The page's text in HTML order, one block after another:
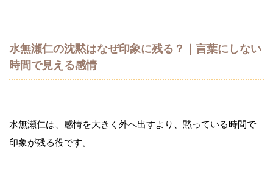
水無瀬仁の沈黙はなぜ印象に残る？｜言葉にしない
時間で見える感情
水無瀬仁は、感情を大きく外へ出すより、黙っている時間で
印象が残る役です。